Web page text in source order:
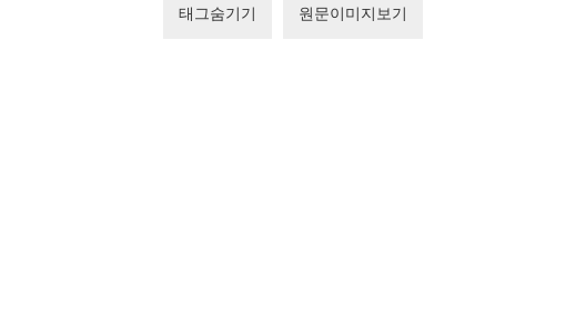
태그숨기기 원문이미지보기